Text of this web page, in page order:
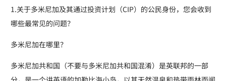
1.关于多米尼加及其通过投资计划（CIP）的公民身份，您会收到
哪些最常见的问题？
多米尼加在哪里？
多米尼加共和国（不要与多米尼加共和国混淆）是英联邦的一部